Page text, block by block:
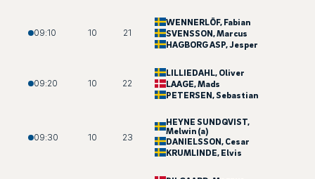
09:10 10 21
WENNERLÖF, Fabian
SVENSSON, Marcus
HAGBORG ASP, Jesper
09:20 10 22
LILLIEDAHL, Oliver
LAAGE, Mads
PETERSEN, Sebastian
09:30 10 23
HEYNE SUNDQVIST,
Melwin (a)
DANIELSSON, Cesar
KRUMLINDE, Elvis